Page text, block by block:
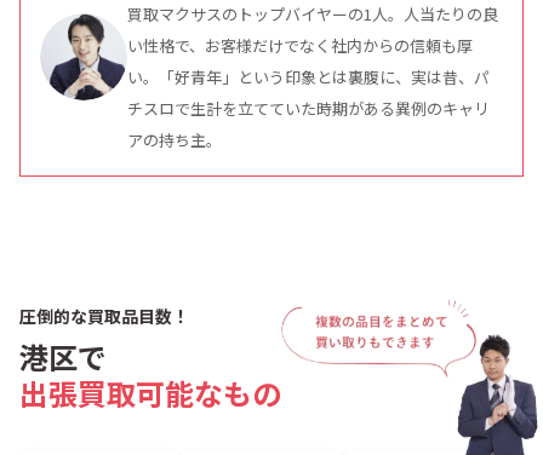
買取マクサスのトップバイヤーの1人。人当たりの良
い性格で、お客様だけでなく社内からの信頼も厚
い。「好青年」という印象とは裏腹に、実は昔、パ
チスロで生計を立てていた時期がある異例のキャリ
アの持ち主。
圧倒的な買取品目数！
港区で
出張買取可能なもの